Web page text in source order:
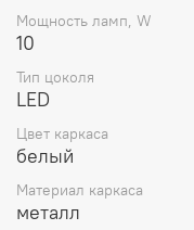
Мощность ламп, W
10
Тип цоколя
LED
Цвет каркаса
белый
Материал каркаса
металл